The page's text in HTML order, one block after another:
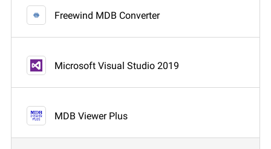
Freewind MDB Converter
Microsoft Visual Studio 2019
MDB Viewer Plus